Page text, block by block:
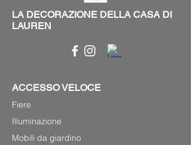
LA DECORAZIONE DELLA CASA DI
LAUREN
ACCESSO VELOCE
Fiere
Illuminazione
Mobili da giardino